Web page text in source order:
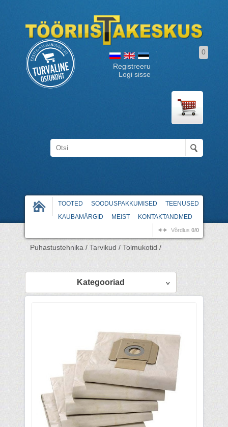
Registreeru
Logi sisse
0
TOOTED SOODUSPAKKUMISED
TEENUSED
KAUBAMÄRGID
MEIST KONTAKTANDMED
Võrdlus 0/0
Puhastustehnika / Tarvikud / Tolmukotid /
Kategooriad